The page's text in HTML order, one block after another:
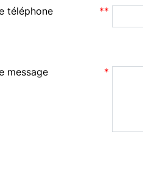
téléphone
message